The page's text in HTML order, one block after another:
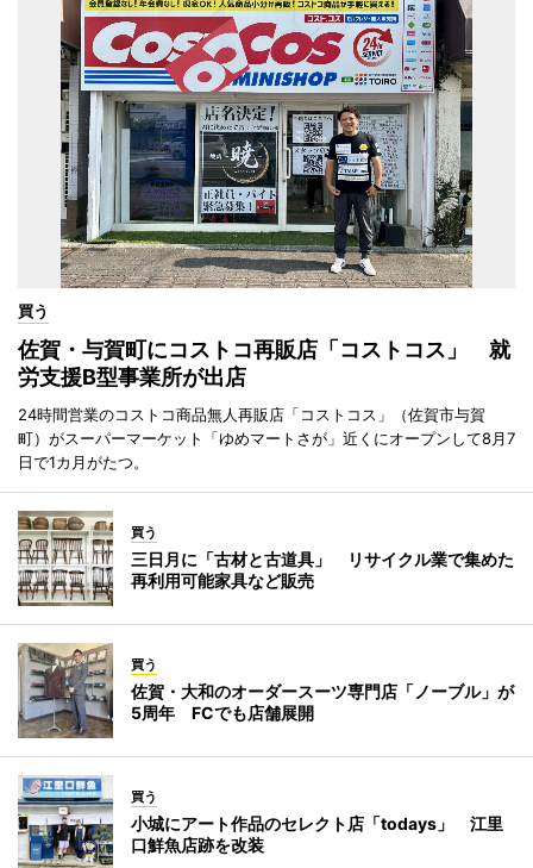
買う
佐賀・与賀町にコストコ再販店「コストコス」 就
労支援B型事業所が出店
24時間営業のコストコ商品無人再販店「コストコス」（佐賀市与賀
町）がスーパーマーケット「ゆめマートさが」近くにオープンして8月7
日で1カ月がたつ。
買う
三日月に「古材と古道具」 リサイクル業で集めた
再利用可能家具など販売
買う
佐賀・大和のオーダースーツ専門店「ノーブル」が
5周年 FCでも店舗展開
買う
小城にアート作品のセレクト店「todays」 江里
口鮮魚店跡を改装